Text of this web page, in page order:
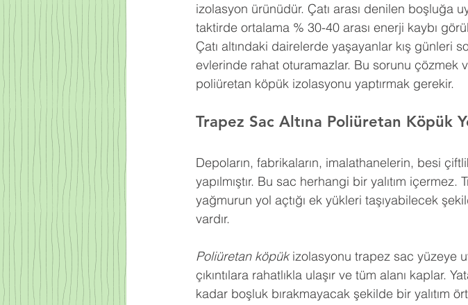
izolasyon ürünüdür. Çatı arası denilen boşluğa
taktirde ortalama % 30-40 arası enerji kaybı
Çatı altındaki dairelerde yaşayanlar kış günleri
evlerinde rahat oturamazlar. Bu sorunu çözmek
poliüretan köpük izolasyonu yaptırmak gerekir.
Trapez Sac Altına Poliüretan Köpük
Depoların, fabrikaların, imalathanelerin, besi
yapılmıştır. Bu sac herhangi bir yalıtım
yağmurun yol açtığı ek yükleri taşıyabilecek
vardır.
Poliüretan köpük izolasyonu trapez sac yüzeye
çıkıntılara rahatlıkla ulaşır ve tüm alanı kaplar.
kadar boşluk bırakmayacak şekilde bir yalıtım